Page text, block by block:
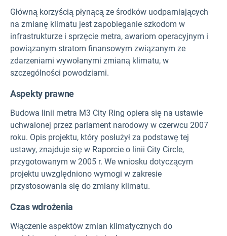
Główną korzyścią płynącą ze środków uodparniających
na zmianę klimatu jest zapobieganie szkodom w
infrastrukturze i sprzęcie metra, awariom operacyjnym i
powiązanym stratom finansowym związanym ze
zdarzeniami wywołanymi zmianą klimatu, w
szczególności powodziami.
Aspekty prawne
Budowa linii metra M3 City Ring opiera się na ustawie
uchwalonej przez parlament narodowy w czerwcu 2007
roku. Opis projektu, który posłużył za podstawę tej
ustawy, znajduje się w Raporcie o linii City Circle,
przygotowanym w 2005 r. We wniosku dotyczącym
projektu uwzględniono wymogi w zakresie
przystosowania się do zmiany klimatu.
Czas wdrożenia
Włączenie aspektów zmian klimatycznych do